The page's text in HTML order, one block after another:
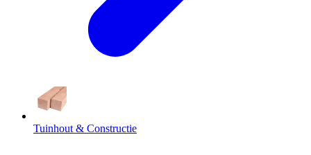
Tuinhout & Constructie